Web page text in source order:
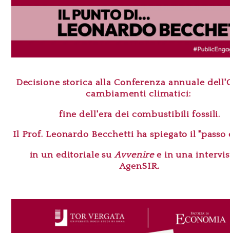
Decisione storica alla Conferenza annuale
cambiamenti climatici:
fine dell'era dei combustibili fossili.
Il Prof. Leonardo Becchetti ha spiegato il "passo
in un editoriale suAvveniree in una
AgenSIR.